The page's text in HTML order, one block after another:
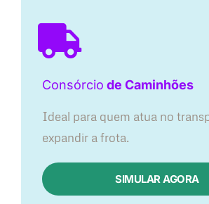
Consórcio de Caminhões
Ideal para quem atua no
expandir a frota.
SIMULAR AGORA